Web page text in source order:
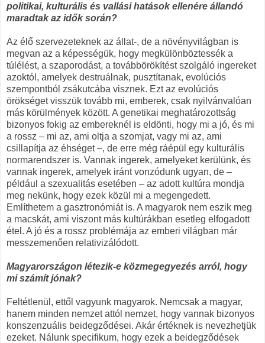
politikai, kulturális és vallási hatások ellenére állandó
maradtak az idők során?
Az élő szervezeteknek az állat-, de a növényvilágban is
megvan az a képességük, hogy megkülönböztessék a
túlélést, a szaporodást, a továbbörökítést szolgáló ingereket
azoktól, amelyek destruálnak, pusztítanak, evolúciós
szempontból zsákutcába visznek. Ezt az evolúciós
örökséget visszük tovább mi, emberek, csak nyilvánvalóan
más körülmények között. A genetikai meghatározottság
bizonyos fokig az embereknél is eldönti, hogy mi a jó, és mi
a rossz – mi az, ami oltja a szomjat, vagy mi az, ami
csillapítja az éhséget –, de erre még ráépül egy kulturális
normarendszer is. Vannak ingerek, amelyeket kerülünk, és
vannak ingerek, amelyek iránt vonzódunk ugyan, de –
például a szexualitás esetében – az adott kultúra mondja
meg nekünk, hogy ezek közül mi a megengedett.
Említhetem a gasztronómiát is. A magyarok nem eszik meg
a macskát, ami viszont más kultúrákban esetleg elfogadott
étel. A jó és a rossz problémája az emberi világban már
messzemenően relativizálódott.
Magyarországon létezik-e közmegegyezés arról, hogy
mi számít jónak?
Feltétlenül, ettől vagyunk magyarok. Nemcsak a magyar,
hanem minden nemzet attól nemzet, hogy vannak bizonyos
konszenzuális beidegződései. Akár értéknek is nevezhetjük
ezeket. Nálunk specifikum, hogy ezek a beidegződések